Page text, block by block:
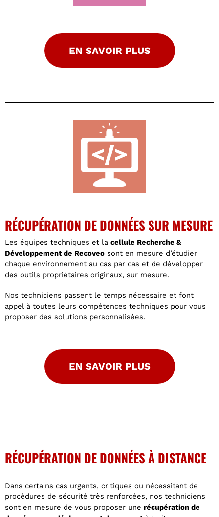
EN SAVOIR PLUS
RÉCUPÉRATION DE DONNÉES SUR MESURE
Les équipes techniques et la cellule Recherche &
Développement de Recoveo sont en mesure d’étudier
chaque environnement au cas par cas et de développer
des outils propriétaires originaux, sur mesure.
Nos techniciens passent le temps nécessaire et font
appel à toutes leurs compétences techniques pour vous
proposer des solutions personnalisées.
EN SAVOIR PLUS
RÉCUPÉRATION DE DONNÉES À DISTANCE
Dans certains cas urgents, critiques ou nécessitant de
procédures de sécurité très renforcées, nos techniciens
sont en mesure de vous proposer une récupération de